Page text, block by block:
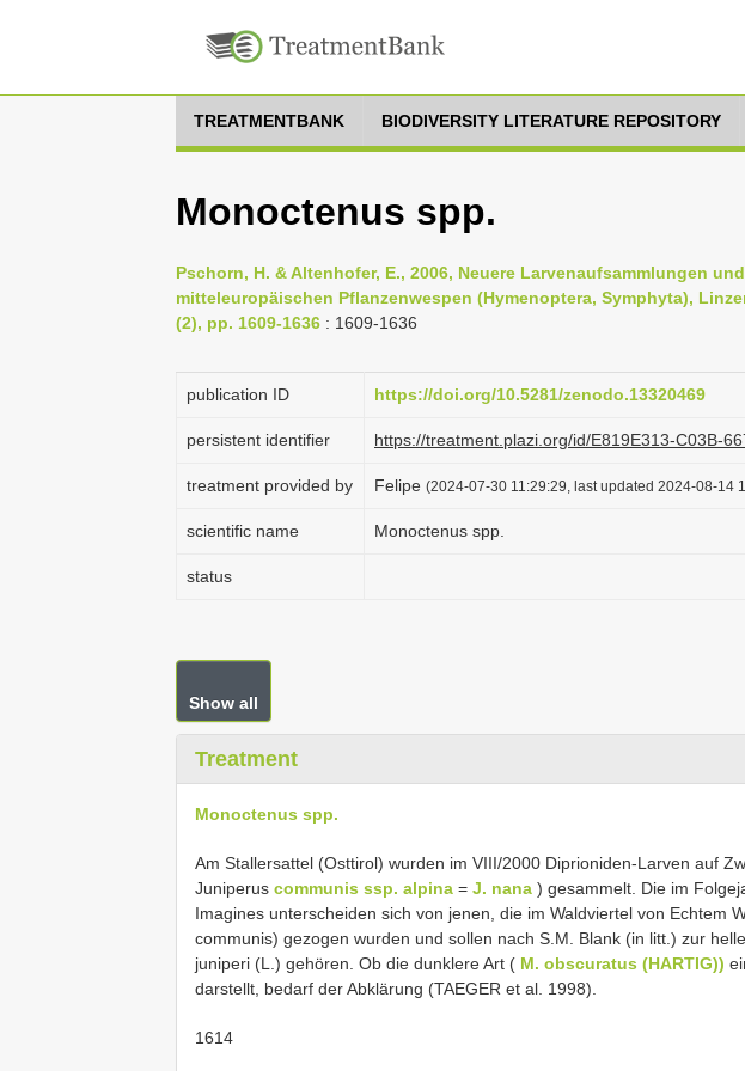
TREATMENTBANK BIODIVERSITY LITERATURE REPOSITORY
Monoctenus spp.
Pschorn, H. & Altenhofer, E., 2006, Neuere Larvenaufsammlungen
mitteleuropäischen Pflanzenwespen (Hymenoptera, Symphyta),
(2), pp. 1609-1636 : 1609-1636
publication ID https://doi.org/10.5281/zenodo.13320469
persistent identifier https://treatment.plazi.org/id/E819E313-C03B-
treatment provided by Felipe (2024-07-30 11:29:29, last updated 2024-08-14
scientific name Monoctenus spp.
status
Show all
Treatment
Monoctenus spp.
Am Stallersattel (Osttirol) wurden im VIII/2000 Diprioniden-Larven auf
Juniperus communis ssp. alpina = J. nana ) gesammelt. Die im
Imagines unterscheiden sich von jenen, die im Waldviertel von Echtem
communis) gezogen wurden und sollen nach S.M. Blank (in litt.) zur
juniperi (L.) gehören. Ob die dunklere Art ( M. obscuratus (HARTIG))
darstellt, bedarf der Abklärung (TAEGER et al. 1998).
1614